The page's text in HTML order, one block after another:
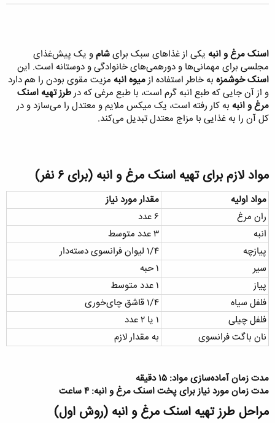
اسنک مرغ و انبه یکی از غذاهای سبک برایشامو یک پیش‌غذای
مجلسی برای مهمانی‌ها و دورهمی‌های خانوادگی و دوستانه است. این
اسنک خوشمزه به خاطر استفاده ازمیوه انبه مزیت مقوی بودن را هم دارد
و از آن جایی که طبع انبه گرم است، با طبع مرغی که درطرز تهیه اسنک
مرغ و انبه به کار رفته است، یک میکس ملایم و معتدل را می‌سازد و در
کل آن را به غذایی با مزاج معتدل تبدیل می‌کند.
مواد لازم برای تهیه اسنک مرغ و انبه (برای ۶ نفر)​
مواد اولیه
مقدار مورد نیاز
ران مرغ
۶ عدد
انبه
۳ عدد متوسط
پیازچه
۱/۴ لیوان فرانسوی دسته‌دار
سیر
۱ حبه
پیاز
۱ عدد متوسط
فلفل سیاه
۱/۴ قاشق چای‌خوری
فلفل چیلی
۱ یا ۲ عدد
نان باگت فرانسوی
به مقدار لازم
مدت زمان آماده‌سازی مواد: ۱۵ دقیقه
مدت زمان مورد نیاز برای پخت اسنک مرغ و انبه: ۴ ساعت
مراحل طرز تهیه اسنک مرغ و انبه (روش اول)​